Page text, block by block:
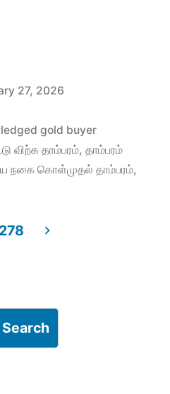
27, 2026
gold buyer
விற்க தாம்பரம், தாம்பரம்
நகை கொள்முதல் தாம்பரம்,
278
Search